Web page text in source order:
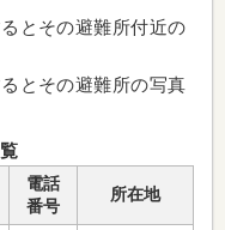
とその避難所付近の
とその避難所の写真
電話
番号
所在地